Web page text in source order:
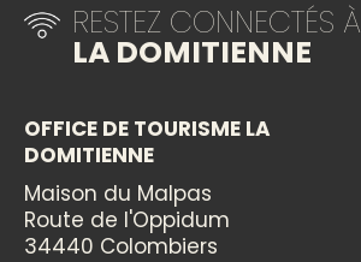
RESTEZ CONNECTÉS À
LA DOMITIENNE
OFFICE DE TOURISME LA
DOMITIENNE
Maison du Malpas
Route de l'Oppidum
34440 Colombiers